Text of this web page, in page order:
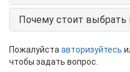
Почему стоит выбрать
Пожалуйста авторизуйтесь
чтобы задать вопрос.